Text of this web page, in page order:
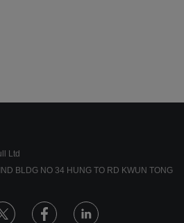
Ltd
BLDG NO 34 HUNG TO RD KWUN TONG